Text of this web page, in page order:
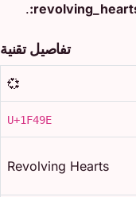
.
تفاصيل تقنية
💞
U+1F49E
Revolving Hearts